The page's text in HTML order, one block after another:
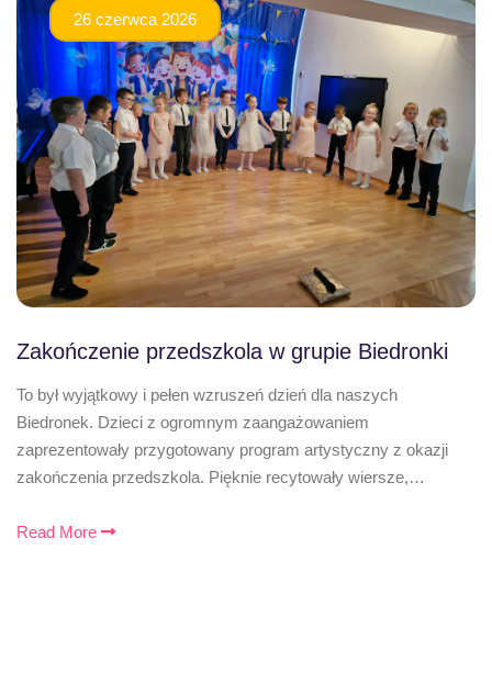
26 czerwca 2026
Zakończenie przedszkola w grupie Biedronki
To był wyjątkowy i pełen wzruszeń dzień dla naszych
Biedronek. Dzieci z ogromnym zaangażowaniem
zaprezentowały przygotowany program artystyczny z okazji
zakończenia przedszkola. Pięknie recytowały wiersze,…
Read More